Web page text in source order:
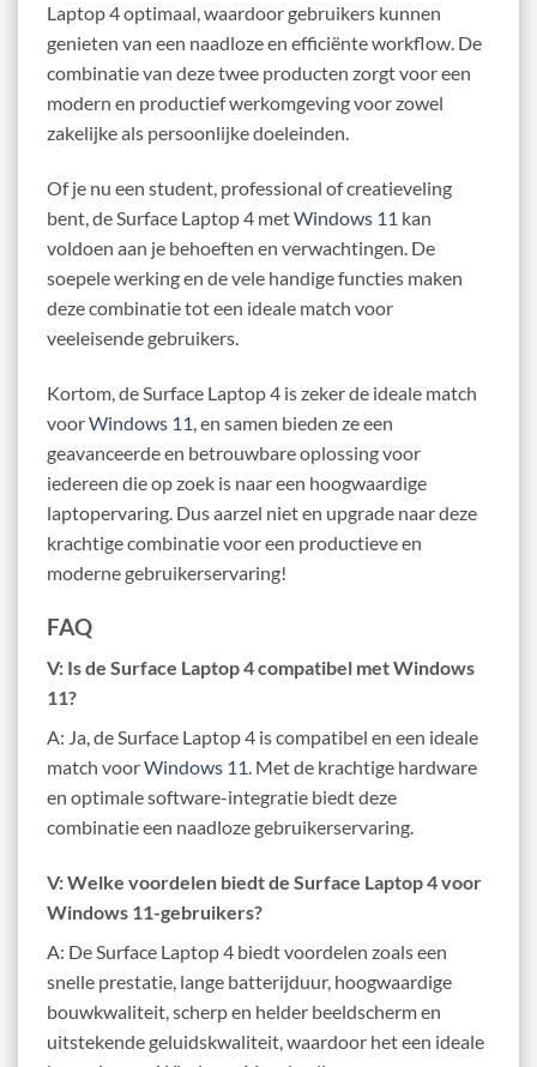
Laptop 4 optimaal, waardoor gebruikers kunnen
genieten van een naadloze en efficiënte workflow. De
combinatie van deze twee producten zorgt voor een
modern en productief werkomgeving voor zowel
zakelijke als persoonlijke doeleinden.
Of je nu een student, professional of creatieveling
bent, de Surface Laptop 4 metWindows 11 kan
voldoen aan je behoeften en verwachtingen. De
soepele werking en de vele handige functies maken
deze combinatie tot een ideale match voor
veeleisende gebruikers.
Kortom, de Surface Laptop 4 is zeker de ideale match
voorWindows 11 , en samen bieden ze een
geavanceerde en betrouwbare oplossing voor
iedereen die op zoek is naar een hoogwaardige
laptopervaring. Dus aarzel niet en upgrade naar deze
krachtige combinatie voor een productieve en
moderne gebruikerservaring!
FAQ
V: Is de Surface Laptop 4 compatibel met Windows
11?
A: Ja, de Surface Laptop 4 is compatibel en een ideale
match voorWindows 11. Met de krachtige hardware
en optimale software-integratie biedt deze
combinatie een naadloze gebruikerservaring.
V: Welke voordelen biedt de Surface Laptop 4 voor
Windows 11-gebruikers?
A: De Surface Laptop 4 biedt voordelen zoals een
snelle prestatie, lange batterijduur, hoogwaardige
bouwkwaliteit, scherp en helder beeldscherm en
uitstekende geluidskwaliteit, waardoor het een ideale